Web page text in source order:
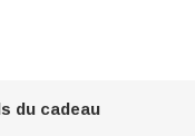
du cadeau